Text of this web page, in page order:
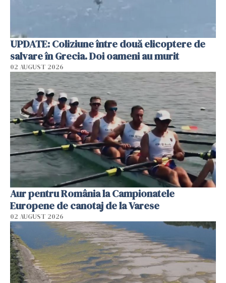
UPDATE: Coliziune între două elicoptere de
salvare în Grecia. Doi oameni au murit
02 AUGUST 2026
Aur pentru România la Campionatele
Europene de canotaj de la Varese
02 AUGUST 2026